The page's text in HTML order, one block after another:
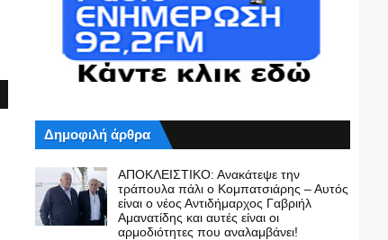
Δημοφιλή άρθρα
ΑΠΟΚΛΕΙΣΤΙΚΟ: Ανακάτεψε την
τράπουλα πάλι ο Κομπατσιάρης – Αυτός
είναι ο νέος Αντιδήμαρχος Γαβριήλ
Αμανατίδης και αυτές είναι οι
αρμοδιότητες που αναλαμβάνει!